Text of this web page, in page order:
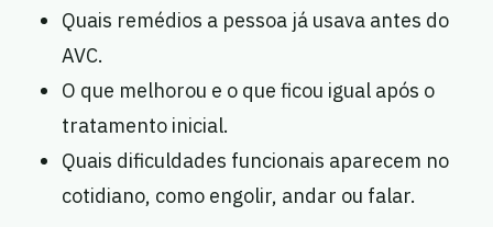
Quais remédios a pessoa já usava antes do
AVC.
O que melhorou e o que ficou igual após o
tratamento inicial.
Quais dificuldades funcionais aparecem no
cotidiano, como engolir, andar ou falar.